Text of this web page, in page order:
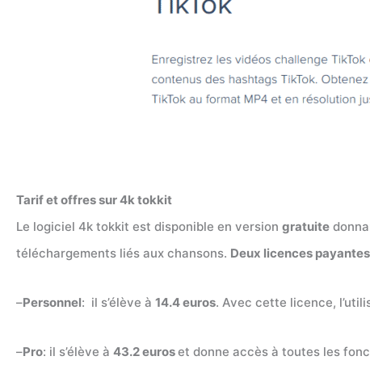
Tarif et offres sur 4k tokkit
Le logiciel 4k tokkit est disponible en version gratuite
téléchargements liés aux chansons. Deux licences
–Personnel: il s’élève à 14.4 euros. Avec cette licence,
–Pro: il s’élève à 43.2 euroset donne accès à toutes les